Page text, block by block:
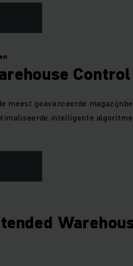
meest geavanceerde
intelligente